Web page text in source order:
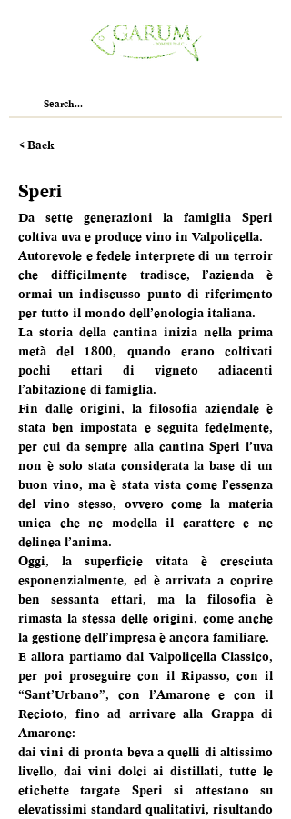
< Back
Speri
Da sette generazioni la famiglia Speri
coltiva uva e produce vino in Valpolicella.
Autorevole e fedele interprete di un terroir
che difficilmente tradisce, l’azienda è
ormai un indiscusso punto di riferimento
per tutto il mondo dell’enologia italiana.
La storia della cantina inizia nella prima
metà del 1800, quando erano coltivati
pochi ettari di vigneto adiacenti
l’abitazione di famiglia.
Fin dalle origini, la filosofia aziendale è
stata ben impostata e seguita fedelmente,
per cui da sempre alla cantina Speri l’uva
non è solo stata considerata la base di un
buon vino, ma è stata vista come l’essenza
del vino stesso, ovvero come la materia
unica che ne modella il carattere e ne
delinea l’anima.
Oggi, la superficie vitata è cresciuta
esponenzialmente, ed è arrivata a coprire
ben sessanta ettari, ma la filosofia è
rimasta la stessa delle origini, come anche
la gestione dell’impresa è ancora familiare.
E allora partiamo dal Valpolicella Classico,
per poi proseguire con il Ripasso, con il
“Sant’Urbano”, con l’Amarone e con il
Recioto, fino ad arrivare alla Grappa di
Amarone:
dai vini di pronta beva a quelli di altissimo
livello, dai vini dolci ai distillati, tutte le
etichette targate Speri si attestano su
elevatissimi standard qualitativi, risultando